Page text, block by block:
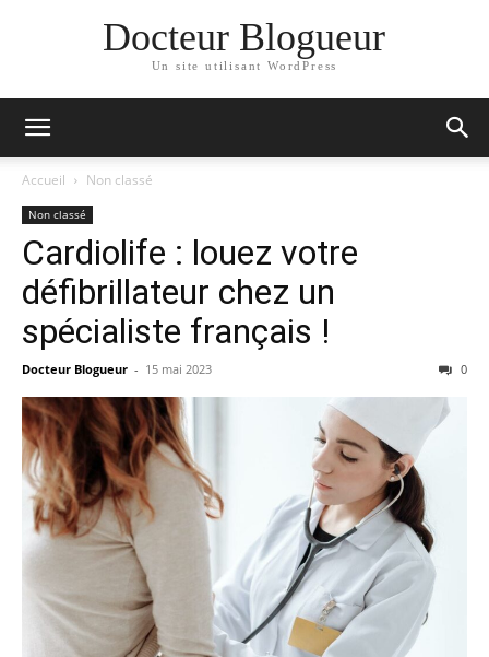
Docteur Blogueur
Un site utilisant WordPress
Accueil Non classé
Non classé
Cardiolife : louez votre
défibrillateur chez un
spécialiste français !
Docteur Blogueur - 15 mai 2023 0